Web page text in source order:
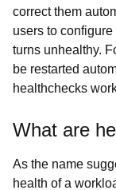
correct them
users to
turns unhealthy.
be restarted
healthchecks
What are
As the name
health of a